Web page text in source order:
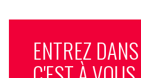
ENTREZ